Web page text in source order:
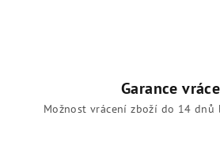
Garance
Možnost vrácení zboží do 14 dnů